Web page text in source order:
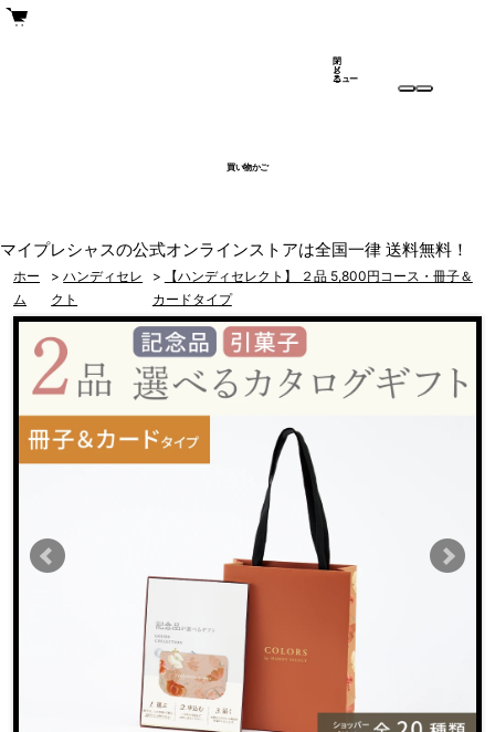
買い物かご
メ
ニュー
閉
じ
る
マイプレシャスの公式オンラインストアは全国一律 送料無料！
ホー
ム
>ハンディセレ
クト
>
【ハンディセレクト】 ２品 5,800円コース・冊子＆
カードタイプ